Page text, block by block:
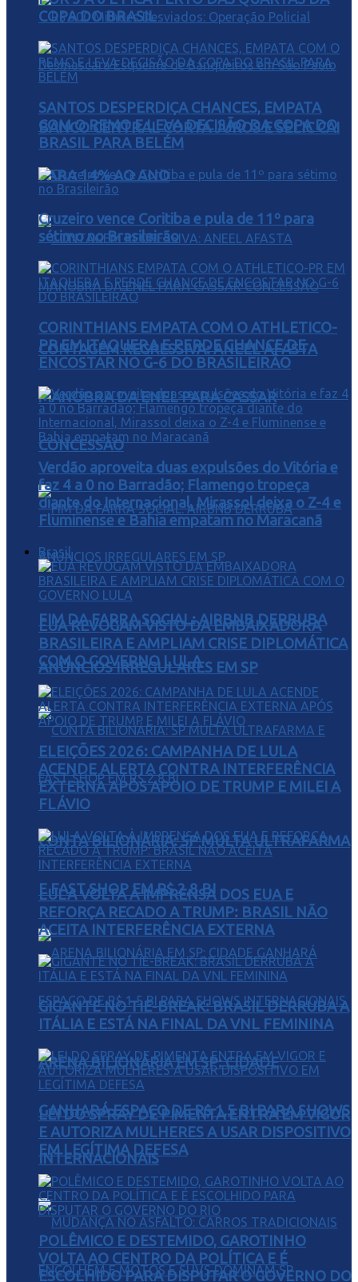
BANCO CENTRAL CORTA JUROS E SELIC CAI
PARA 14% AO ANO
CONTAGEM REGRESSIVA: ANEEL AFASTA
MANOBRA DA ENEL PARA CASSAR
CONCESSÃO
FIM DA FARRA SOCIAL: AIRBNB DERRUBA
ANÚNCIOS IRREGULARES EM SP
CONTA BILIONÁRIA: SP MULTA ULTRAFARMA
E FAST SHOP EM R$ 2,8 BI
ARENA BILIONÁRIA EM SP: CIDADE
GANHARÁ ESPAÇO DE R$ 1,5 BI PARA SHOWS
INTERNACIONAIS
COPA DO BRASIL
SANTOS DESPERDIÇA CHANCES, EMPATA
COM O REMO E LEVA DECISÃO DA COPA DO
BRASIL PARA BELÉM
Cruzeiro vence Coritiba e pula de 11º para
sétimo no Brasileirão
CORINTHIANS EMPATA COM O ATHLETICO-
PR EM ITAQUERA E PERDE CHANCE DE
ENCOSTAR NO G-6 DO BRASILEIRÃO
Verdão aproveita duas expulsões do Vitória e
faz 4 a 0 no Barradão; Flamengo tropeça
diante do Internacional, Mirassol deixa o Z-4 e
Fluminense e Bahia empatam no Maracanã
Brasil
EUA REVOGAM VISTO DA EMBAIXADORA
BRASILEIRA E AMPLIAM CRISE DIPLOMÁTICA
COM O GOVERNO LULA
ELEIÇÕES 2026: CAMPANHA DE LULA
ACENDE ALERTA CONTRA INTERFERÊNCIA
EXTERNA APÓS APOIO DE TRUMP E MILEI A
FLÁVIO
LULA VOLTA À IMPRENSA DOS EUA E
REFORÇA RECADO A TRUMP: BRASIL NÃO
ACEITA INTERFERÊNCIA EXTERNA
GIGANTE NO TIE-BREAK: BRASIL DERRUBA A
ITÁLIA E ESTÁ NA FINAL DA VNL FEMININA
LEI DO SPRAY DE PIMENTA ENTRA EM VIGOR
E AUTORIZA MULHERES A USAR DISPOSITIVO
EM LEGÍTIMA DEFESA
POLÊMICO E DESTEMIDO, GAROTINHO
VOLTA AO CENTRO DA POLÍTICA E É
ESCOLHIDO PARA DISPUTAR O GOVERNO DO